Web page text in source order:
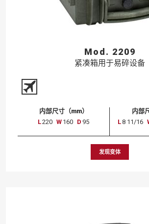
Mod. 2209
紧凑箱用于易碎设备
内部尺寸（mm）
L220 W 160 D 95
内部
L8 11/16
发现变体